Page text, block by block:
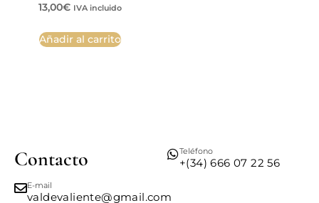
13,00€ IVA incluido
Añadir al carrito
Contacto Teléfono
+(34) 666 07 22 56
E-mail
valdevaliente@gmail.com